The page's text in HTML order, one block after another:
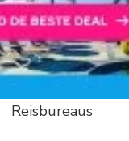
Reisbureaus